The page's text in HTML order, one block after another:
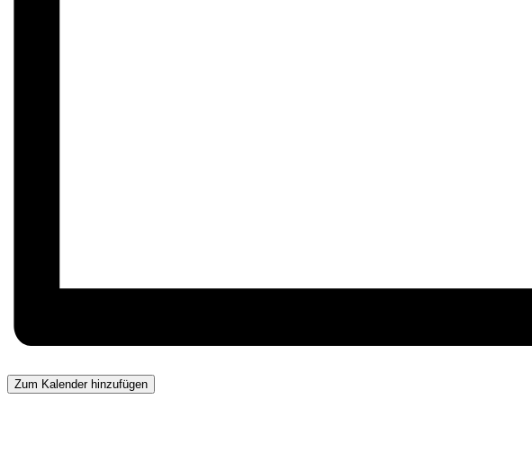
Zum Kalender hinzufügen